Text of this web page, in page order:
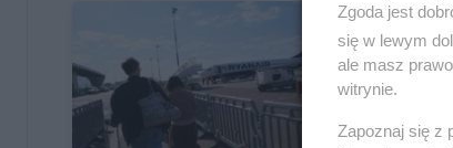
Zgoda jest
się w lewym
ale masz
witrynie.
Zapoznaj się z